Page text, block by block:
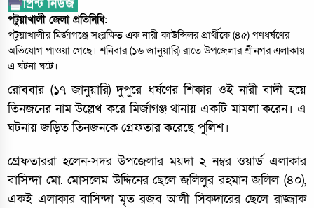
পটুয়াখালী জেলা প্রতিনিধি:
পটুয়াখালীর মির্জাগঞ্জে সংরক্ষিত এক নারী কাউন্সিলর প্রার্থীকে (৪৫) গণধর্ষণের
অভিযোগ পাওয়া গেছে। শনিবার (১৬ জানুয়ারি) রাতে উপজেলার শ্রীনগর এলাকায়
এ ঘটনা ঘটে।
রোববার (১৭ জানুয়ারি) দুপুরে ধর্ষণের শিকার ওই নারী বাদী হয়ে
তিনজনের নাম উল্লেখ করে মির্জাগঞ্জ থানায় একটি মামলা করেন। এ
ঘটনায় জড়িত তিনজনকে গ্রেফতার করেছে পুলিশ।
গ্রেফতাররা হলেন-সদর উপজেলার ময়দা ২ নম্বর ওয়ার্ড এলাকার
বাসিন্দা মো. মোসলেম উদ্দিনের ছেলে জ‌লিলুর রহমান জলিল (৪০),
একই এলাকার বাসিন্দা মৃত রজব আলী সিকদারের ছেলে রাজ্জাক